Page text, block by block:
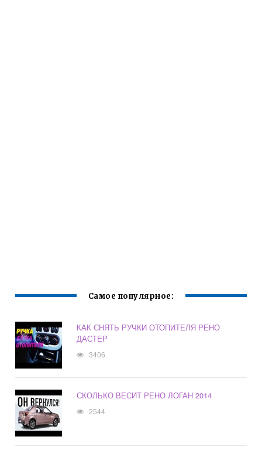
Самое популярное:
КАК СНЯТЬ РУЧКИ ОТОПИТЕЛЯ РЕНО
ДАСТЕР
3406
СКОЛЬКО ВЕСИТ РЕНО ЛОГАН 2014
2544